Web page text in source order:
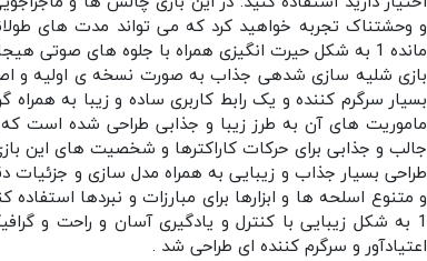
و وحشتناک تجربه خواهید کرد که می تواند مدت های
مانده 1 به شکل حیرت انگیزی همراه با جلوه های
بازی شلیه سازی شدهی جذاب به صورت نسخه ی اولیه و
بسیار سرگرم کننده و یک رابط کاربری ساده و زیبا به
ماموریت های آن به طرز زیبا و جذابی طراحی شده است
جالب و جذابی برای حرکات کاراکترها و شخصیت های این
طراحی بسیار جذاب و زیبایی به همراه مدل سازی و جزئیات
اعتیادآور و سرگرم کننده ای طراحی شد .